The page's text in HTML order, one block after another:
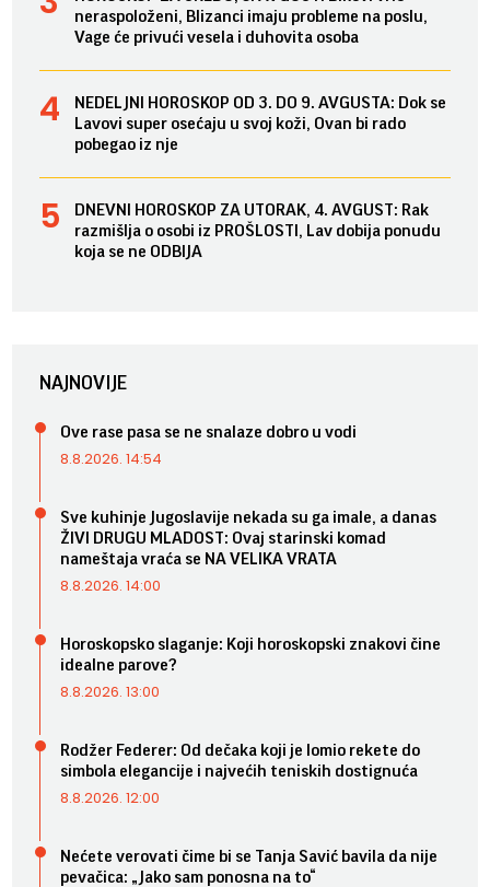
neraspoloženi, Blizanci imaju probleme na poslu,
Vage će privući vesela i duhovita osoba
NEDELJNI HOROSKOP OD 3. DO 9. AVGUSTA: Dok se
Lavovi super osećaju u svoj koži, Ovan bi rado
pobegao iz nje
DNEVNI HOROSKOP ZA UTORAK, 4. AVGUST: Rak
razmišlja o osobi iz PROŠLOSTI, Lav dobija ponudu
koja se ne ODBIJA
NAJNOVIJE
Ove rase pasa se ne snalaze dobro u vodi
8.8.2026. 14:54
Sve kuhinje Jugoslavije nekada su ga imale, a danas
ŽIVI DRUGU MLADOST: Ovaj starinski komad
nameštaja vraća se NA VELIKA VRATA
8.8.2026. 14:00
Horoskopsko slaganje: Koji horoskopski znakovi čine
idealne parove?
8.8.2026. 13:00
Rodžer Federer: Od dečaka koji je lomio rekete do
simbola elegancije i najvećih teniskih dostignuća
8.8.2026. 12:00
Nećete verovati čime bi se Tanja Savić bavila da nije
pevačica: „Jako sam ponosna na to“